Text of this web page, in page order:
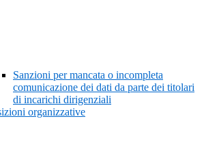
Sanzioni per mancata o incompleta
comunicazione dei dati da parte dei titolari
di incarichi dirigenziali
organizzative